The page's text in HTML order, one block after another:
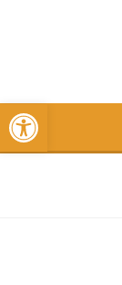
Abrir